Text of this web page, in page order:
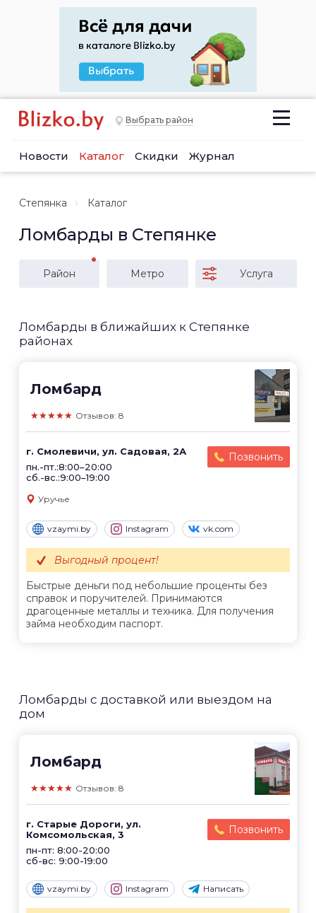
Выбрать район
Новости Каталог Скидки Журнал
Степянка Каталог
Ломбарды в Степянке
Район Метро Услуга
Ломбарды в ближайших к Степянке
районах
Ломбард
★★★★★ Отзывов: 8
г. Смолевичи, ул. Садовая, 2А
пн.-пт.:8:00–20:00
сб.-вс.:9:00–19:00
Позвонить
Уручье
vzaymi.by Instagram vk.com
Быстрые деньги под небольшие проценты без
справок и поручителей. Принимаются
драгоценные металлы и техника. Для получения
займа необходим паспорт.
Выгодный процент!
Ломбарды с доставкой или выездом на
дом
Ломбард
★★★★★ Отзывов: 8
г. Старые Дороги, ул.
Комсомольская, 3
пн-пт: 8:00-20:00
сб-вс: 9:00-19:00
Позвонить
vzaymi.by Instagram Написать